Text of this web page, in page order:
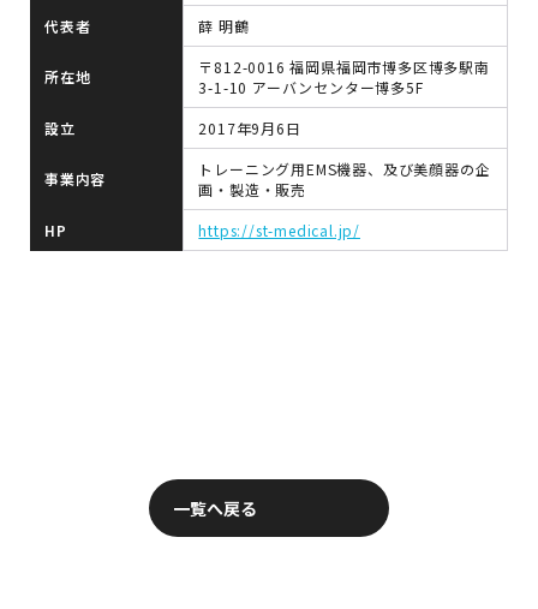
代表者
薛 明鶴
所在地
〒812-0016 福岡県福岡市博多区博多駅南
3-1-10 アーバンセンター博多5F
設立
2017年9月6日
事業内容
トレーニング用EMS機器、及び美顔器の企
画・製造・販売
HP
https://st-medical.jp/
一覧へ戻る